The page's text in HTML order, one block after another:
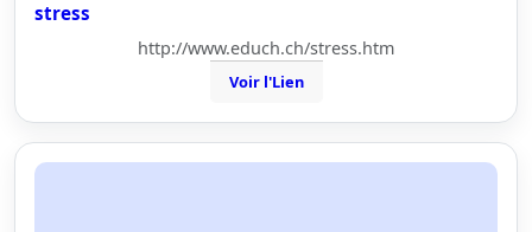
stress
http://www.educh.ch/stress.htm
Voir l'Lien